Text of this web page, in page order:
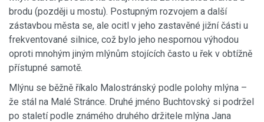
brodu (později u mostu). Postupným rozvojem a další
zástavbou města se, ale ocitl v jeho zastavěné jižní části u
frekventované silnice, což bylo jeho nespornou výhodou
oproti mnohým jiným mlýnům stojících často u řek v obtížně
přístupné samotě.
Mlýnu se běžně říkalo Malostránský podle polohy mlýna –
že stál na Malé Stránce. Druhé jméno Buchtovský si podržel
po staletí podle známého druhého držitele mlýna Jana